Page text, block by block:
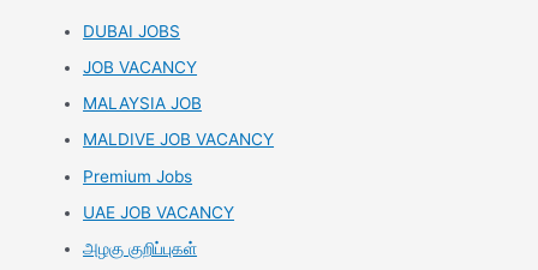
DUBAI JOBS
JOB VACANCY
MALAYSIA JOB
MALDIVE JOB VACANCY
Premium Jobs
UAE JOB VACANCY
அழகு குறிப்புகள்